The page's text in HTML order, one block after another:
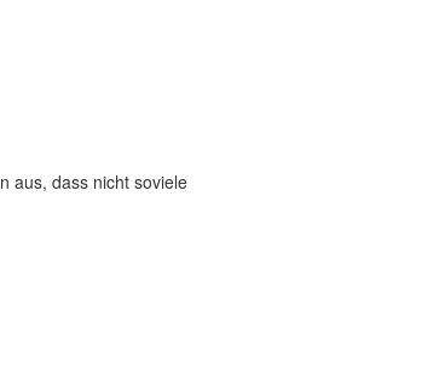
aus, dass nicht soviele